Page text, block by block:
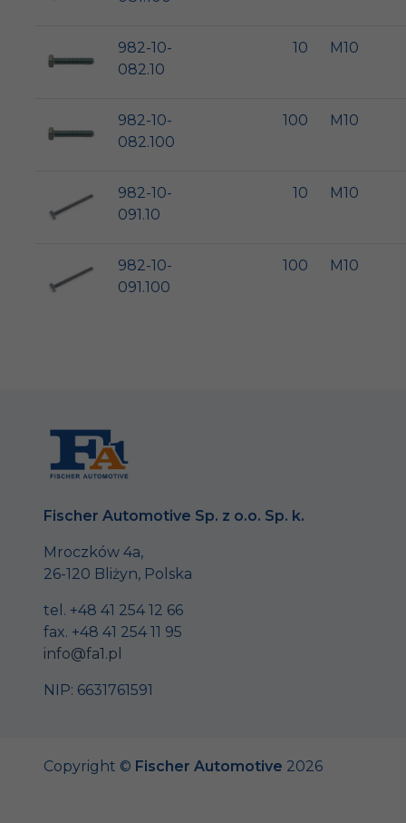
982-10-
082.10
10 M10
982-10-
082.100
100 M10
982-10-
091.10
10 M10
982-10-
091.100
100 M10
Fischer Automotive Sp. z o.o. Sp. k.
Mroczków 4a,
26-120 Bliżyn, Polska
tel. +48 41 254 12 66
fax. +48 41 254 11 95
info@fa1.pl
NIP: 6631761591
Copyright © Fischer Automotive 2026